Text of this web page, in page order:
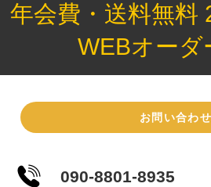
年会費・送料無料
WEBオーダ
お問い合わせ
090-8801-8935